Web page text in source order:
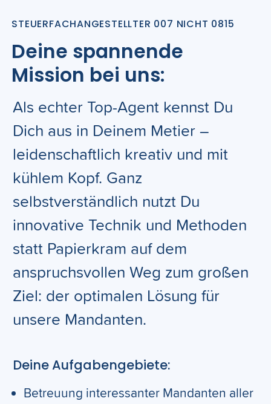
STEUERFACHANGESTELLTER 007 NICHT 0815
Deine spannende
Mission bei uns:
Als echter Top-Agent kennst Du
Dich aus in Deinem Metier –
leidenschaftlich kreativ und mit
kühlem Kopf. Ganz
selbstverständlich nutzt Du
innovative Technik und Methoden
statt Papierkram auf dem
anspruchsvollen Weg zum großen
Ziel: der optimalen Lösung für
unsere Mandanten.
Deine Aufgabengebiete:
Betreuung interessanter Mandanten aller